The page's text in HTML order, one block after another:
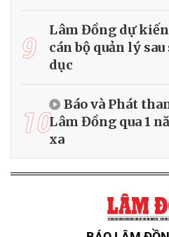
9
Lâm Đồng dự
cán bộ quản lý
dục
10
Báo và Phát
Lâm Đồng qua 1
xa